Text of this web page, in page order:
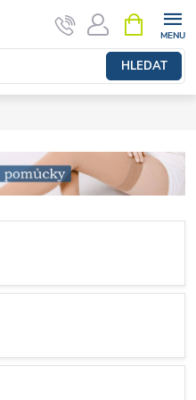
HLEDAT